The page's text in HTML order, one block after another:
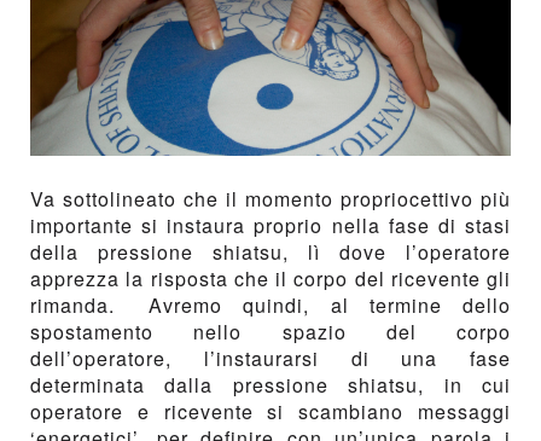
Va sottolineato che il momento propriocettivo più
importante si instaura proprio nella fase di stasi
della pressione shiatsu, lì dove l’operatore
apprezza la risposta che il corpo del ricevente gli
rimanda. Avremo quindi, al termine dello
spostamento nello spazio del corpo
dell’operatore, l’instaurarsi di una fase
determinata dalla pressione shiatsu, in cui
operatore e ricevente si scambiano messaggi